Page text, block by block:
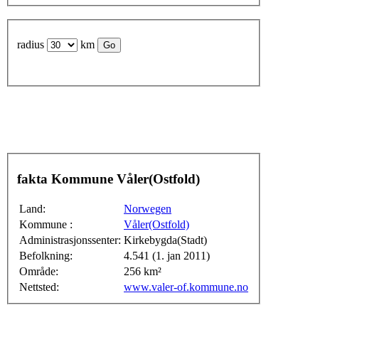
radius km
fakta Kommune Våler(Ostfold)
Land:
Norwegen
Kommune :
Våler(Ostfold)
Administrasjonssenter: Kirkebygda(Stadt)
Befolkning:
4.541 (1. jan 2011)
Område:
256 km²
Nettsted:
www.valer-of.kommune.no